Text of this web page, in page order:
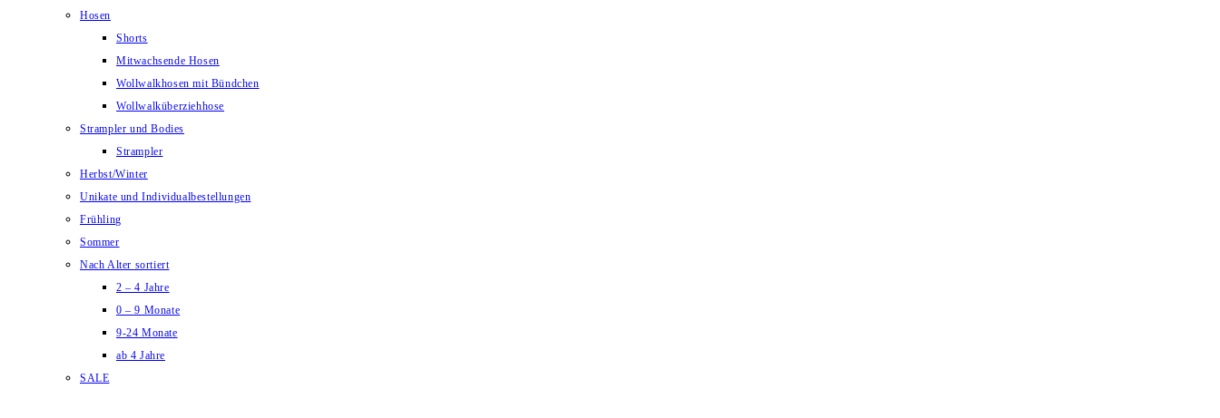
Hosen
Shorts
Mitwachsende Hosen
Wollwalkhosen mit Bündchen
Wollwalküberziehhose
Strampler und Bodies
Strampler
Herbst/Winter
Unikate und Individualbestellungen
Frühling
Sommer
Nach Alter sortiert
2 – 4 Jahre
0 – 9 Monate
9-24 Monate
ab 4 Jahre
SALE